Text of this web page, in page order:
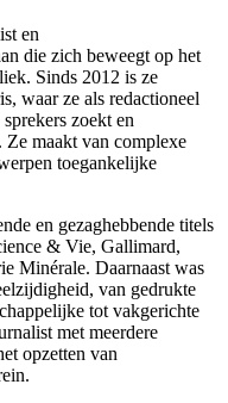
en
die zich beweegt op het
Sinds 2012 is ze
waar ze als redactioneel
zoekt en
Ze maakt van complexe
toegankelijke
en gezaghebbende titels
& Vie, Gallimard,
Minérale. Daarnaast was
van gedrukte
tot vakgerichte
met meerdere
opzetten van